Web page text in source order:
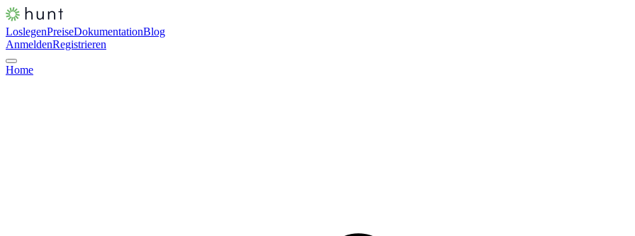
LoslegenPreiseDokumentationBlog
AnmeldenRegistrieren
Home